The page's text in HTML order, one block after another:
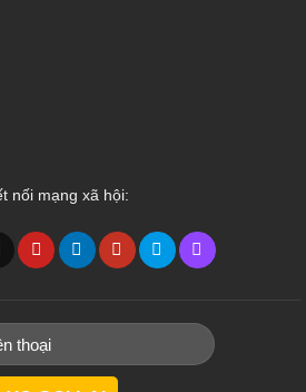
nối mạng xã hội: